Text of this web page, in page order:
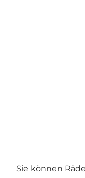
Sie können